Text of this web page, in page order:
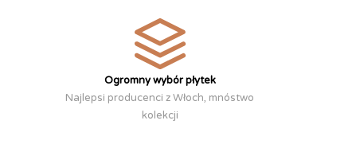
Ogromny wybór płytek
Najlepsi producenci z Włoch, mnóstwo
kolekcji